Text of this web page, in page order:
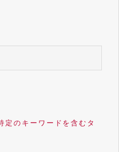
のキーワードを含むタ